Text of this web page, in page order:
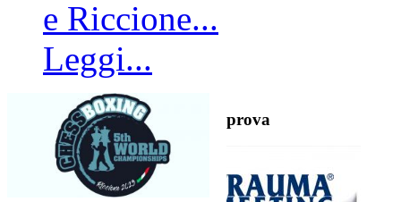
e Riccione...
Leggi...
prova